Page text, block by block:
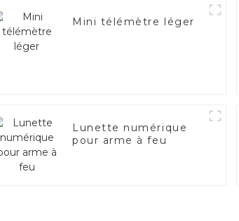
Mini télémètre léger
Lunette numérique
pour arme à feu